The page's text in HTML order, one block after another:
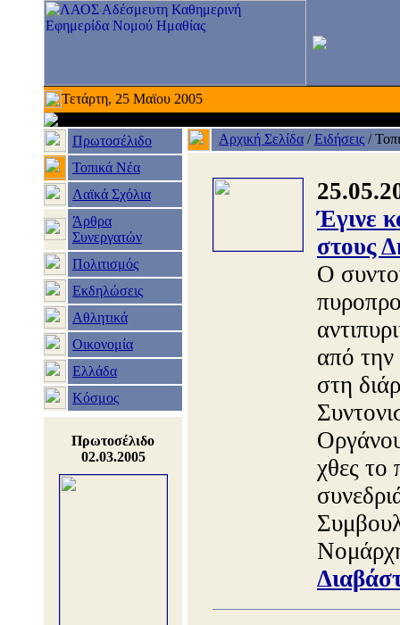
Τετάρτη, 25 Μαϊου 2005
Πρωτοσέλιδο
Τοπικά Νέα
Λαϊκά Σχόλια
Άρθρα
Συνεργατών
Πολιτισμός
Εκδηλώσεις
Αθλητικά
Οικονομία
Ελλάδα
Κόσμος
Πρωτοσέλιδο
02.03.2005
Αρχική Σελίδα /Ειδήσεις /
Έγινε
στους
Ο
από την
στη
χθες το